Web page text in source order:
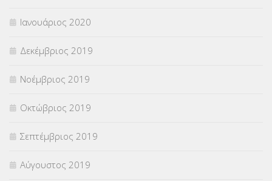
Ιανουάριος 2020
Δεκέμβριος 2019
Νοέμβριος 2019
Οκτώβριος 2019
Σεπτέμβριος 2019
Αύγουστος 2019